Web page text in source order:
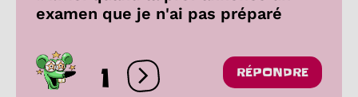
examen que je n'ai pas préparé
1 Ouvrir les réactions
RÉPONDRE